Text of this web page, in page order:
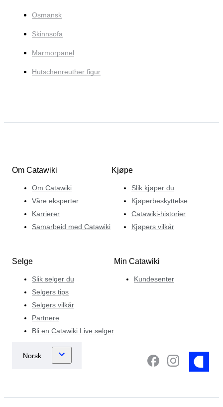
Osmansk
Skinnsofa
Marmorpanel
Hutschenreuther figur
Om Catawiki
Om Catawiki
Våre eksperter
Karrierer
Samarbeid med Catawiki
Kjøpe
Slik kjøper du
Kjøperbeskyttelse
Catawiki-historier
Kjøpers vilkår
Selge
Slik selger du
Selgers tips
Selgers vilkår
Partnere
Bli en Catawiki Live selger
Min Catawiki
Kundesenter